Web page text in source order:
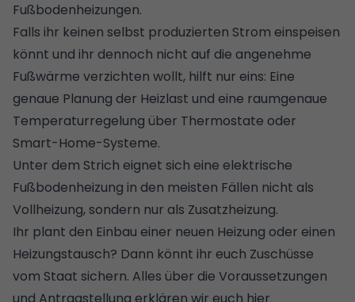
Fußbodenheizungen.
Falls ihr keinen selbst produzierten Strom einspeisen
könnt und ihr dennoch nicht auf die angenehme
Fußwärme verzichten wollt, hilft nur eins: Eine
genaue Planung der Heizlast und eine raumgenaue
Temperaturregelung über Thermostate oder
Smart-Home-Systeme.
Unter dem Strich eignet sich eine elektrische
Fußbodenheizung in den meisten Fällen nicht als
Vollheizung, sondern nur als Zusatzheizung.
Ihr plant den Einbau einer neuen Heizung oder einen
Heizungstausch? Dann könnt ihr euch Zuschüsse
vom Staat sichern. Alles über die Voraussetzungen